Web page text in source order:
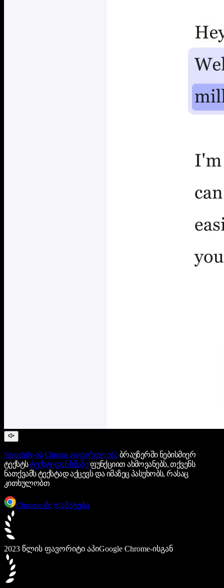
Speechify-ის Chrome გაფართოებაბრაუზერში ნებისმიერ
ტექსტსტექსტიდან ხმაზეფუნქციით ახმოვანებს, თქვენს
ნათქვამს ტექსტად აქცევს და იმაზეც პასუხობს, რასაც
კითხულობთ
Chrome-ში დამატება
2023 წლის ფავორიტი აპიGoogle Chrome-ისგან